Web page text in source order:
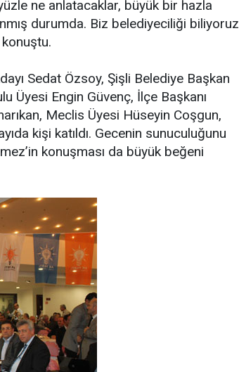
ne anlatacaklar, büyük bir hazla
durumda. Biz belediyeciliği biliyoruz
Sedat Özsoy, Şişli Belediye Başkan
Üyesi Engin Güvenç, İlçe Başkanı
Meclis Üyesi Hüseyin Coşgun,
kişi katıldı. Gecenin sunuculuğunu
konuşması da büyük beğeni